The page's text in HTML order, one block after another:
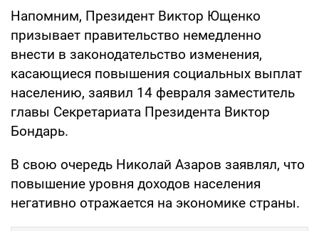
Напомним, Президент Виктор Ющенко
призывает правительство немедленно
внести в законодательство изменения,
касающиеся повышения социальных выплат
населению, заявил 14 февраля заместитель
главы Секретариата Президента Виктор
Бондарь.
В свою очередь Николай Азаров заявлял, что
повышение уровня доходов населения
негативно отражается на экономике страны.